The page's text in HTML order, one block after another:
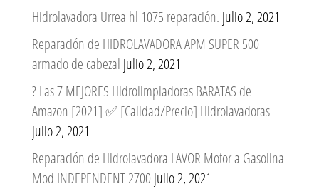
Hidrolavadora Urrea hl 1075 reparación. julio 2, 2021
Reparación de HIDROLAVADORA APM SUPER 500
armado de cabezal julio 2, 2021
? Las 7 MEJORES Hidrolimpiadoras BARATAS de
Amazon [2021] ✅ [Calidad/Precio] Hidrolavadoras
julio 2, 2021
Reparación de Hidrolavadora LAVOR Motor a Gasolina
Mod INDEPENDENT 2700 julio 2, 2021